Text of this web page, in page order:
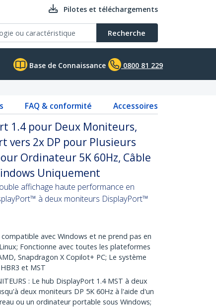
Pilotes et téléchargements
Recherche
Base de Connaissance 0800 81 229
FAQ & conformité Accessoires
1.4 pour Deux Moniteurs,
vers 2x DP pour Plusieurs
Ordinateur 5K 60Hz, Câble
Uniquement
affichage haute performance en
à deux moniteurs DisplayPort™
avec Windows et ne prend pas en
Fonctionne avec toutes les plateformes
Snapdragon X Copilot+ PC; Le système
et MST
: Le hub DisplayPort 1.4 MST à deux
deux moniteurs DP 5K 60Hz à l'aide d'un
ou un ordinateur portable sous Windows;